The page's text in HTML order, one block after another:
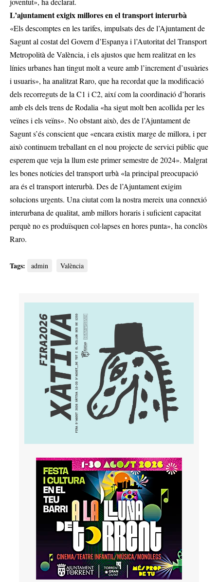
L’ajuntament exigix millores en el transport interurbà
«Els descomptes en les tarifes, impulsats des de l’Ajuntament de
Sagunt al costat del Govern d’Espanya i l’Autoritat del Transport
Metropolità de València, i els ajustos que hem realitzat en les
línies urbanes han tingut molt a veure amb l’increment d’usuàries
i usuaris», ha analitzat Raro, que ha recordat que la modificació
dels recorreguts de la C1 i C2, així com la coordinació d’horaris
amb els dels trens de Rodalia «ha sigut molt ben acollida per les
veïnes i els veïns». No obstant això, des de l’Ajuntament de
Sagunt s’és conscient que «encara existix marge de millora, i per
això continuem treballant en el nou projecte de servici públic que
esperem que veja la llum este primer semestre de 2024». Malgrat
les bones notícies del transport urbà «la principal preocupació
ara és el transport interurbà. Des de l’Ajuntament exigim
solucions urgents. Una ciutat com la nostra mereix una connexió
interurbana de qualitat, amb millors horaris i suficient capacitat
perquè no es produïsquen col·lapses en hores punta», ha conclòs
Raro.
Tags: admin València